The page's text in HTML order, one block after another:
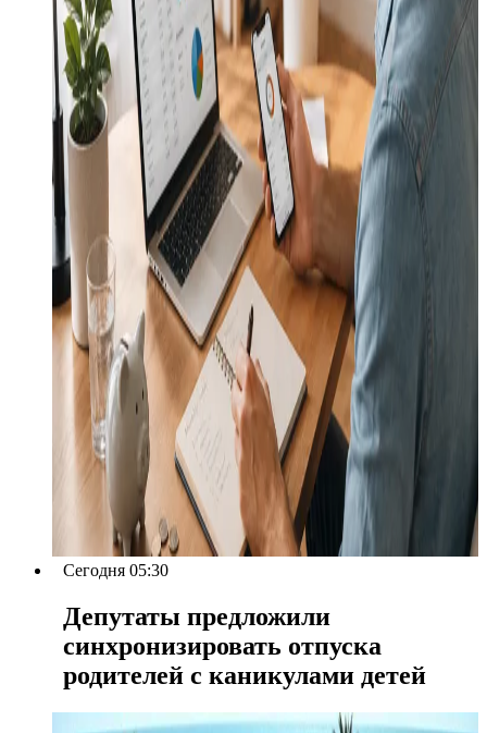
Сегодня 05:30
Депутаты предложили
синхронизировать отпуска
родителей с каникулами детей